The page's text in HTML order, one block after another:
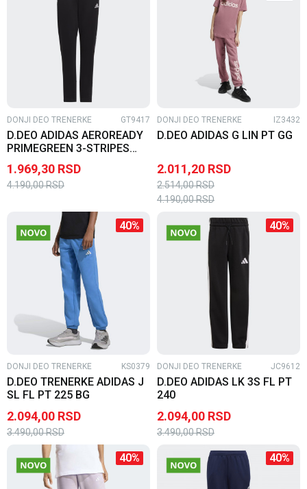
DONJI DEO TRENERKE GT9417
D.DEO ADIDAS AEROREADY
PRIMEGREEN 3-STRIPES
1.969,30 RSD
4.190,00RSD
DONJI DEO TRENERKE IZ3432
D.DEO ADIDAS G LIN PT GG
2.011,20 RSD
2.514,00RSD
4.190,00RSD
40%
DONJI DEO TRENERKE KS0379
D.DEO TRENERKE ADIDAS J
SL FL PT 225 BG
2.094,00 RSD
3.490,00RSD
40%
DONJI DEO TRENERKE JC9612
D.DEO ADIDAS LK 3S FL PT
240
2.094,00 RSD
3.490,00RSD
40% 40%